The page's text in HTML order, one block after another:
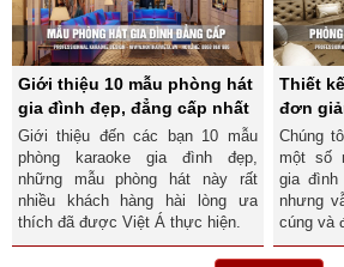
Giới thiệu 10 mẫu phòng hát
gia đình đẹp, đẳng cấp nhất
Giới thiệu đến các bạn 10 mẫu
phòng karaoke gia đình đẹp,
những mẫu phòng hát này rất
nhiều khách hàng hài lòng ưa
thích đã được Việt Á thực hiện.
Thiết
đơn
Chúng
một số
gia
nhưng
cúng và